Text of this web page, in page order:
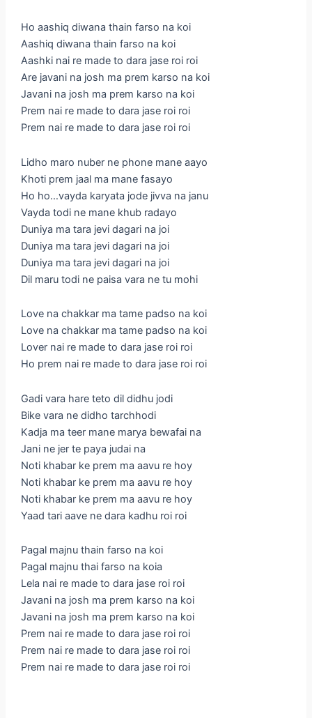
Ho aashiq diwana thain farso na koi
Aashiq diwana thain farso na koi
Aashki nai re made to dara jase roi roi
Are javani na josh ma prem karso na koi
Javani na josh ma prem karso na koi
Prem nai re made to dara jase roi roi
Prem nai re made to dara jase roi roi
Lidho maro nuber ne phone mane aayo
Khoti prem jaal ma mane fasayo
Ho ho…vayda karyata jode jivva na janu
Vayda todi ne mane khub radayo
Duniya ma tara jevi dagari na joi
Duniya ma tara jevi dagari na joi
Duniya ma tara jevi dagari na joi
Dil maru todi ne paisa vara ne tu mohi
Love na chakkar ma tame padso na koi
Love na chakkar ma tame padso na koi
Lover nai re made to dara jase roi roi
Ho prem nai re made to dara jase roi roi
Gadi vara hare teto dil didhu jodi
Bike vara ne didho tarchhodi
Kadja ma teer mane marya bewafai na
Jani ne jer te paya judai na
Noti khabar ke prem ma aavu re hoy
Noti khabar ke prem ma aavu re hoy
Noti khabar ke prem ma aavu re hoy
Yaad tari aave ne dara kadhu roi roi
Pagal majnu thain farso na koi
Pagal majnu thai farso na koia
Lela nai re made to dara jase roi roi
Javani na josh ma prem karso na koi
Javani na josh ma prem karso na koi
Prem nai re made to dara jase roi roi
Prem nai re made to dara jase roi roi
Prem nai re made to dara jase roi roi